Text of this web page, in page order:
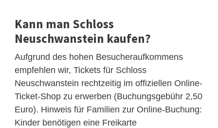
Kann man Schloss
Neuschwanstein kaufen?
Aufgrund des hohen Besucheraufkommens
empfehlen wir, Tickets für Schloss
Neuschwanstein rechtzeitig im offiziellen Online-
Ticket-Shop zu erwerben (Buchungsgebühr 2,50
Euro). Hinweis für Familien zur Online-Buchung:
Kinder benötigen eine Freikarte